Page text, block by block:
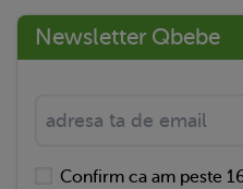
Newsletter Qbebe
Confirm ca am peste